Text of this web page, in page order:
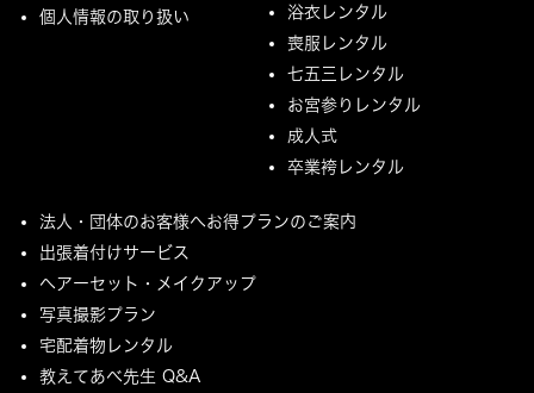
個人情報の取り扱い
浴衣レンタル
喪服レンタル
七五三レンタル
お宮参りレンタル
成人式
卒業袴レンタル
法人・団体のお客様へお得プランのご案内
出張着付けサービス
ヘアーセット・メイクアップ
写真撮影プラン
宅配着物レンタル
教えてあべ先生 Q&A